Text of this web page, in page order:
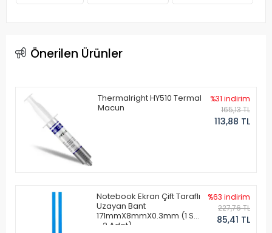
Önerilen Ürünler
Thermalright HY510 Termal
Macun
%31 indirim
165,13 TL
113,88 TL
Notebook Ekran Çift Taraflı
Uzayan Bant
171mmX8mmX0.3mm (1 Set
- 2 Adet)
%63 indirim
227,76 TL
85,41 TL